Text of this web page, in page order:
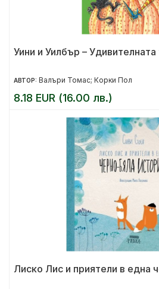
Уини и Уилбър – Удивителната
АВТОР: Валъри Томас; Корки Пол
8.18 EUR (16.00 лв.)
Лиско Лис и приятели в една